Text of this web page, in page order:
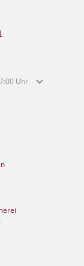
auszublenden
Uhr